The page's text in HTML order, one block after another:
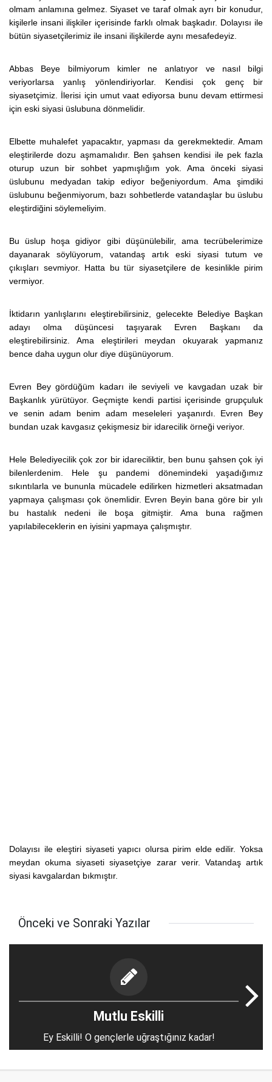
olmam anlamına gelmez. Siyaset ve taraf olmak ayrı bir konudur,
kişilerle insani ilişkiler içerisinde farklı olmak başkadır. Dolayısı ile
bütün siyasetçilerimiz ile insani ilişkilerde aynı mesafedeyiz.
Abbas Beye bilmiyorum kimler ne anlatıyor ve nasıl bilgi
veriyorlarsa yanlış yönlendiriyorlar. Kendisi çok genç bir
siyasetçimiz. İlerisi için umut vaat ediyorsa bunu devam ettirmesi
için eski siyasi üslubuna dönmelidir.
Elbette muhalefet yapacaktır, yapması da gerekmektedir. Amam
eleştirilerde dozu aşmamalıdır. Ben şahsen kendisi ile pek fazla
oturup uzun bir sohbet yapmışlığım yok. Ama önceki siyasi
üslubunu medyadan takip ediyor beğeniyordum. Ama şimdiki
üslubunu beğenmiyorum, bazı sohbetlerde vatandaşlar bu üslubu
eleştirdiğini söylemeliyim.
Bu üslup hoşa gidiyor gibi düşünülebilir, ama tecrübelerimize
dayanarak söylüyorum, vatandaş artık eski siyasi tutum ve
çıkışları sevmiyor. Hatta bu tür siyasetçilere de kesinlikle pirim
vermiyor.
İktidarın yanlışlarını eleştirebilirsiniz, gelecekte Belediye Başkan
adayı olma düşüncesi taşıyarak Evren Başkanı da
eleştirebilirsiniz. Ama eleştirileri meydan okuyarak yapmanız
bence daha uygun olur diye düşünüyorum.
Evren Bey gördüğüm kadarı ile seviyeli ve kavgadan uzak bir
Başkanlık yürütüyor. Geçmişte kendi partisi içerisinde grupçuluk
ve senin adam benim adam meseleleri yaşanırdı. Evren Bey
bundan uzak kavgasız çekişmesiz bir idarecilik örneği veriyor.
Hele Belediyecilik çok zor bir idareciliktir, ben bunu şahsen çok iyi
bilenlerdenim. Hele şu pandemi dönemindeki yaşadığımız
sıkıntılarla ve bununla mücadele edilirken hizmetleri aksatmadan
yapmaya çalışması çok önemlidir. Evren Beyin bana göre bir yılı
bu hastalık nedeni ile boşa gitmiştir. Ama buna rağmen
yapılabileceklerin en iyisini yapmaya çalışmıştır.
Dolayısı ile eleştiri siyaseti yapıcı olursa pirim elde edilir. Yoksa
meydan okuma siyaseti siyasetçiye zarar verir. Vatandaş artık
siyasi kavgalardan bıkmıştır.
Önceki ve Sonraki Yazılar
Mutlu Eskilli
Ey Eskilli! O gençlerle uğraştığınız kadar!